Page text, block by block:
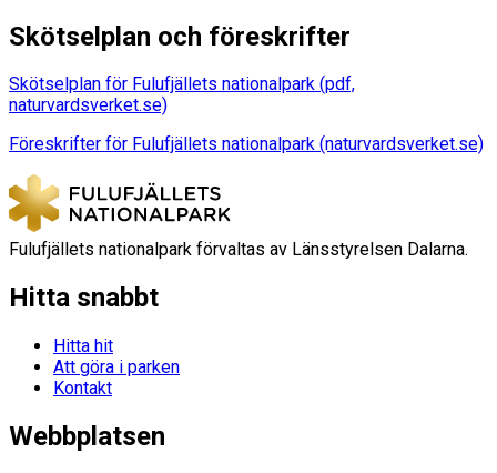
Skötselplan och föreskrifter
Skötselplan för Fulufjällets nationalpark (pdf,
naturvardsverket.se)
Föreskrifter för Fulufjällets nationalpark (naturvardsverket.se)
Fulufjällets nationalpark förvaltas av Länsstyrelsen Dalarna.
Hitta snabbt
Hitta hit
Att göra i parken
Kontakt
Webbplatsen